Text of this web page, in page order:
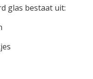
glas bestaat uit: